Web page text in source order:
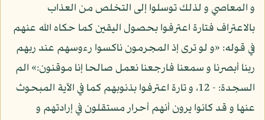
و المعاصي و لذلك توسلوا إلى التخلص من العذاب
بالاعتراف فتارة اعترفوا بحصول اليقين كما حكاه الله عنهم
في قوله: «و لو ترى إذ المجرمون ناكسوا رءوسهم عند ربهم
ربنا أبصرنا و سمعنا فارجعنا نعمل صالحا إنا موقنون:» الم
السجدة: - 12، و تارة اعترفوا بذنوبهم كما في الآية المبحوث
عنها و قد كانوا يرون أنهم أحرار مستقلون في إرادتهم و